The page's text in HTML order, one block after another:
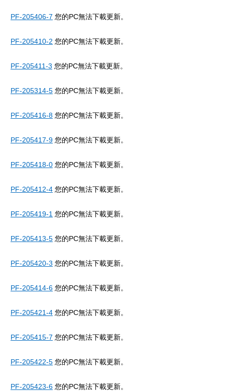
PF-205406-7 您的PC無法下載更新。
PF-205410-2 您的PC無法下載更新。
PF-205411-3 您的PC無法下載更新。
PF-205314-5 您的PC無法下載更新。
PF-205416-8 您的PC無法下載更新。
PF-205417-9 您的PC無法下載更新。
PF-205418-0 您的PC無法下載更新。
PF-205412-4 您的PC無法下載更新。
PF-205419-1 您的PC無法下載更新。
PF-205413-5 您的PC無法下載更新。
PF-205420-3 您的PC無法下載更新。
PF-205414-6 您的PC無法下載更新。
PF-205421-4 您的PC無法下載更新。
PF-205415-7 您的PC無法下載更新。
PF-205422-5 您的PC無法下載更新。
PF-205423-6 您的PC無法下載更新。